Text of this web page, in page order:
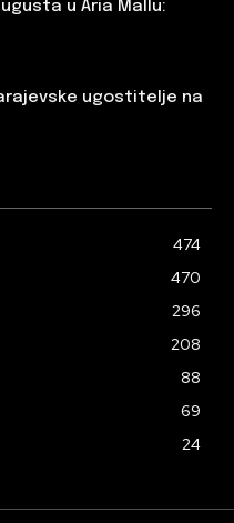
u Aria Mallu:
ugostitelje na
474
470
296
208
88
69
24